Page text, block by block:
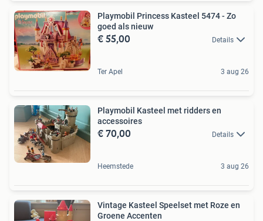
Playmobil Princess Kasteel 5474 - Zo
goed als nieuw
€ 55,00 Details
Ter Apel 3 aug 26
Playmobil Kasteel met ridders en
accessoires
€ 70,00 Details
Heemstede 3 aug 26
Vintage Kasteel Speelset met Roze en
Groene Accenten